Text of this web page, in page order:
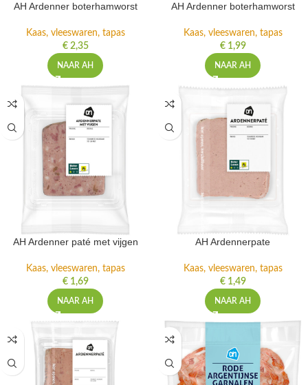
AH Ardenner boterhamworst
Kaas, vleeswaren, tapas
€2,35
NAAR AH
AH Ardenner boterhamworst
Kaas, vleeswaren, tapas
€1,99
NAAR AH
AH Ardenner paté met vijgen
Kaas, vleeswaren, tapas
€1,69
NAAR AH
AH Ardennerpate
Kaas, vleeswaren, tapas
€1,49
NAAR AH